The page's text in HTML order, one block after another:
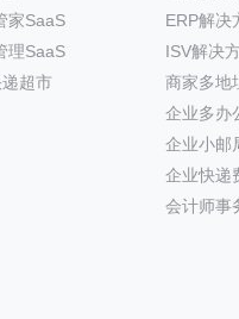
家SaaS
理SaaS
超市
ERP解决
ISV解决
商家多地
企业多办
企业小邮
企业快递
会计师事